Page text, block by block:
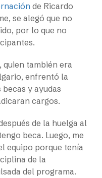
de Ricardo
se alegó que no
por lo que no
también era
enfrentó la
y ayudas
cargos.
de la huelga al
beca. Luego, me
equipo porque tenía
de la
del programa.